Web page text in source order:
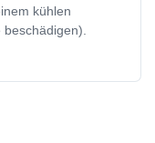
kühlen
beschädigen).